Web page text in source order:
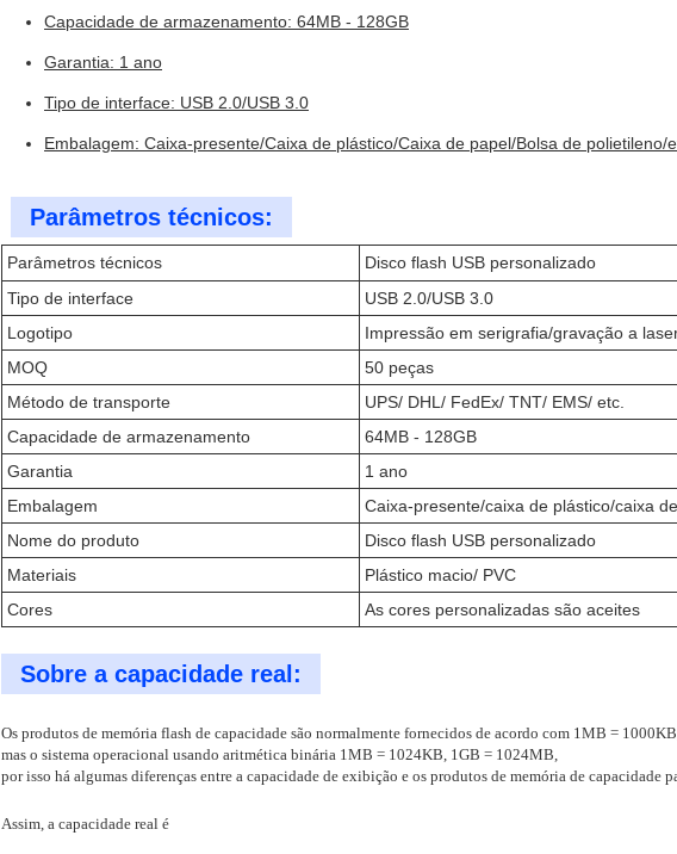
Capacidade de armazenamento: 64MB - 128GB
Garantia: 1 ano
Tipo de interface: USB 2.0/USB 3.0
Embalagem: Caixa-presente/Caixa de plástico/Caixa de papel/Bolsa de polietileno/
Parâmetros técnicos:
Parâmetros técnicos
Disco flash USB personalizado
Tipo de interface
USB 2.0/USB 3.0
Logotipo
Impressão em serigrafia/gravação a
MOQ
50 peças
Método de transporte
UPS/ DHL/ FedEx/ TNT/ EMS/ etc.
Capacidade de armazenamento
64MB - 128GB
Garantia
1 ano
Embalagem
Caixa-presente/caixa de plástico/caixa
Nome do produto
Disco flash USB personalizado
Materiais
Plástico macio/ PVC
Cores
As cores personalizadas são aceites
Sobre a capacidade real:
Os produtos de memória flash de capacidade são normalmente fornecidos de acordo com 1MB =
mas o sistema operacional usando aritmética binária 1MB = 1024KB, 1GB = 1024MB,
por isso há algumas diferenças entre a capacidade de exibição e os produtos de memória de capacidade
Assim, a capacidade real é